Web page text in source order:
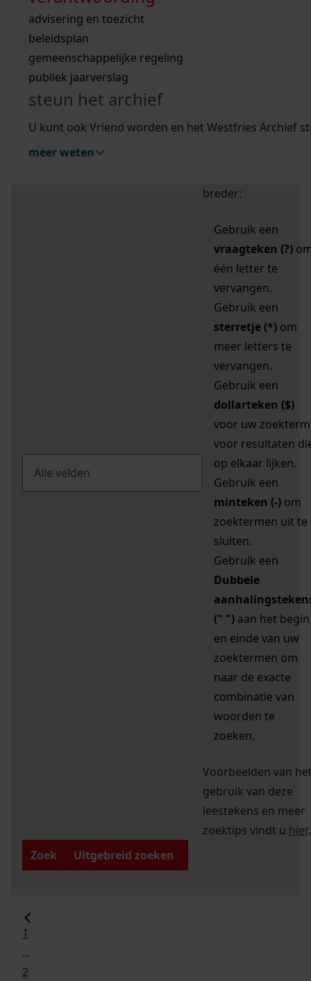
bouwvergunningen
omgevingsvergunningen
vergunningen
beeld en geluid
uitleg nodig?
Wij helpen u op weg met een aantal zoektips.
bekijk alle zoektips
Wij helpen u op weg met een aantal zoektips.
bekijk alle zoektips
bekijk ons geschiedenislokaal
advisering en toezicht
beleidsplan
gemeenschappelijke regeling
publiek jaarverslag
steun het archief
U kunt ook Vriend worden en het Westfries Archief
meer weten
zoektips
Mijn Studiezaal (inloggen)
uw zoekopdracht te
breder:
Gebruik een
vraagteken (?)
één letter te
vervangen.
Gebruik een
sterretje (*) om
meer letters te
vervangen.
Gebruik een
dollarteken ($)
voor uw zoekterm
voor resultaten
op elkaar lijken.
Gebruik een
minteken (-) om
zoektermen uit te
sluiten.
Gebruik een
Dubbele
(" ") aan het begin
en einde van uw
zoektermen om
naar de exacte
combinatie van
woorden te
zoeken.
Voorbeelden van
gebruik van deze
leestekens en meer
zoektips vindt u hier.
Zoek
Uitgebreid zoeken
1
...
2